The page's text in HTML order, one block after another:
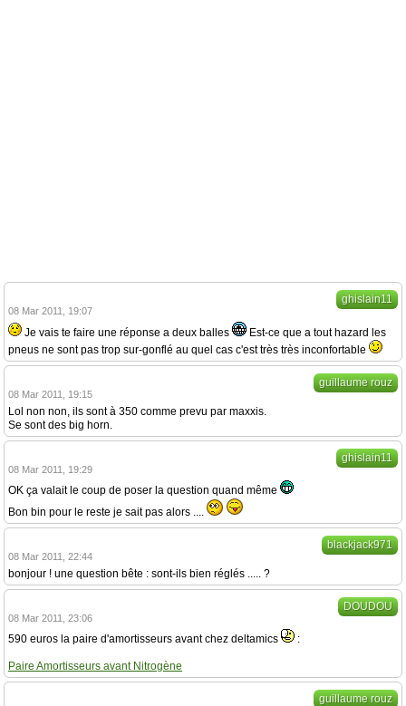
ghislain11
08 Mar 2011, 19:07
Je vais te faire une réponse a deux balles
Est-ce que a tout hazard les
pneus ne sont pas trop sur-gonflé au quel cas c'est très très inconfortable
guillaume rouz
08 Mar 2011, 19:15
Lol non non, ils sont à 350 comme prevu par maxxis.
Se sont des big horn.
ghislain11
08 Mar 2011, 19:29
OK ça valait le coup de poser la question quand même
Bon bin pour le reste je sait pas alors ....
blackjack971
08 Mar 2011, 22:44
bonjour ! une question bête : sont-ils bien réglés ..... ?
DOUDOU
08 Mar 2011, 23:06
590 euros la paire d'amortisseurs avant chez deltamics :
Paire Amortisseurs avant Nitrogène
guillaume rouz